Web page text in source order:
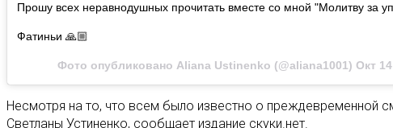
Прошу всех неравнодушных прочитать вместе со мной "Молитву за
Фатиньи 🙏🏼
Фото опубликовано Aliana Ustinenko (@aliana1001) Окт
Несмотря на то, что всем было известно о
Светланы Устиненко, сообщает издание скуки.нет.